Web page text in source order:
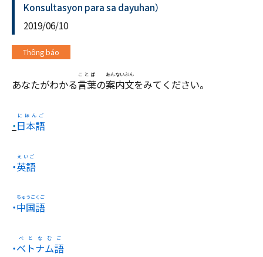
Konsultasyon para sa dayuhan）
2019/06/10
Thông báo
あなたがわかる言葉の案内文をみてください。
・日本語
・英語
・中国語
・ベトナム語